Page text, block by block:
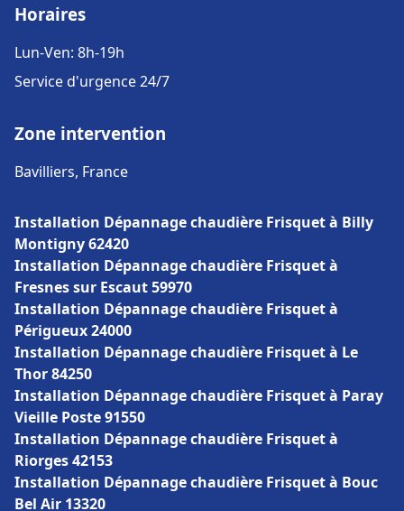
Horaires
Lun-Ven: 8h-19h
Service d'urgence 24/7
Zone intervention
Bavilliers, France
Installation Dépannage chaudière Frisquet à Billy
Montigny 62420
Installation Dépannage chaudière Frisquet à
Fresnes sur Escaut 59970
Installation Dépannage chaudière Frisquet à
Périgueux 24000
Installation Dépannage chaudière Frisquet à Le
Thor 84250
Installation Dépannage chaudière Frisquet à Paray
Vieille Poste 91550
Installation Dépannage chaudière Frisquet à
Riorges 42153
Installation Dépannage chaudière Frisquet à Bouc
Bel Air 13320